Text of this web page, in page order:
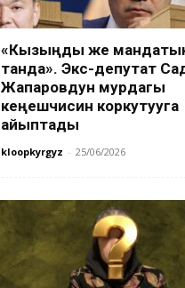
«Кызыңды же
танда». Экс-депутат
Жапаровдун мурдагы
кеңешчисин коркутууга
айыптады
kloopkyrgyz - 25/06/2026